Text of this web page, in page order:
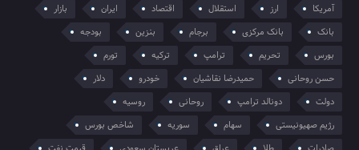
آمریکا ارز استقلال اقتصاد ایران
بازار
بانک
بانک مرکزی برجام بنزین
بودجه
بورس
تحریم ترامپ ترکیه
تورم
حسن روحانی
حمیدرضا نقاشیان خودرو
دلار
دولت
دونالد ترامپ روحانی
روسیه
رژیم صهیونیستی
سهام سوریه
شاخص بورس